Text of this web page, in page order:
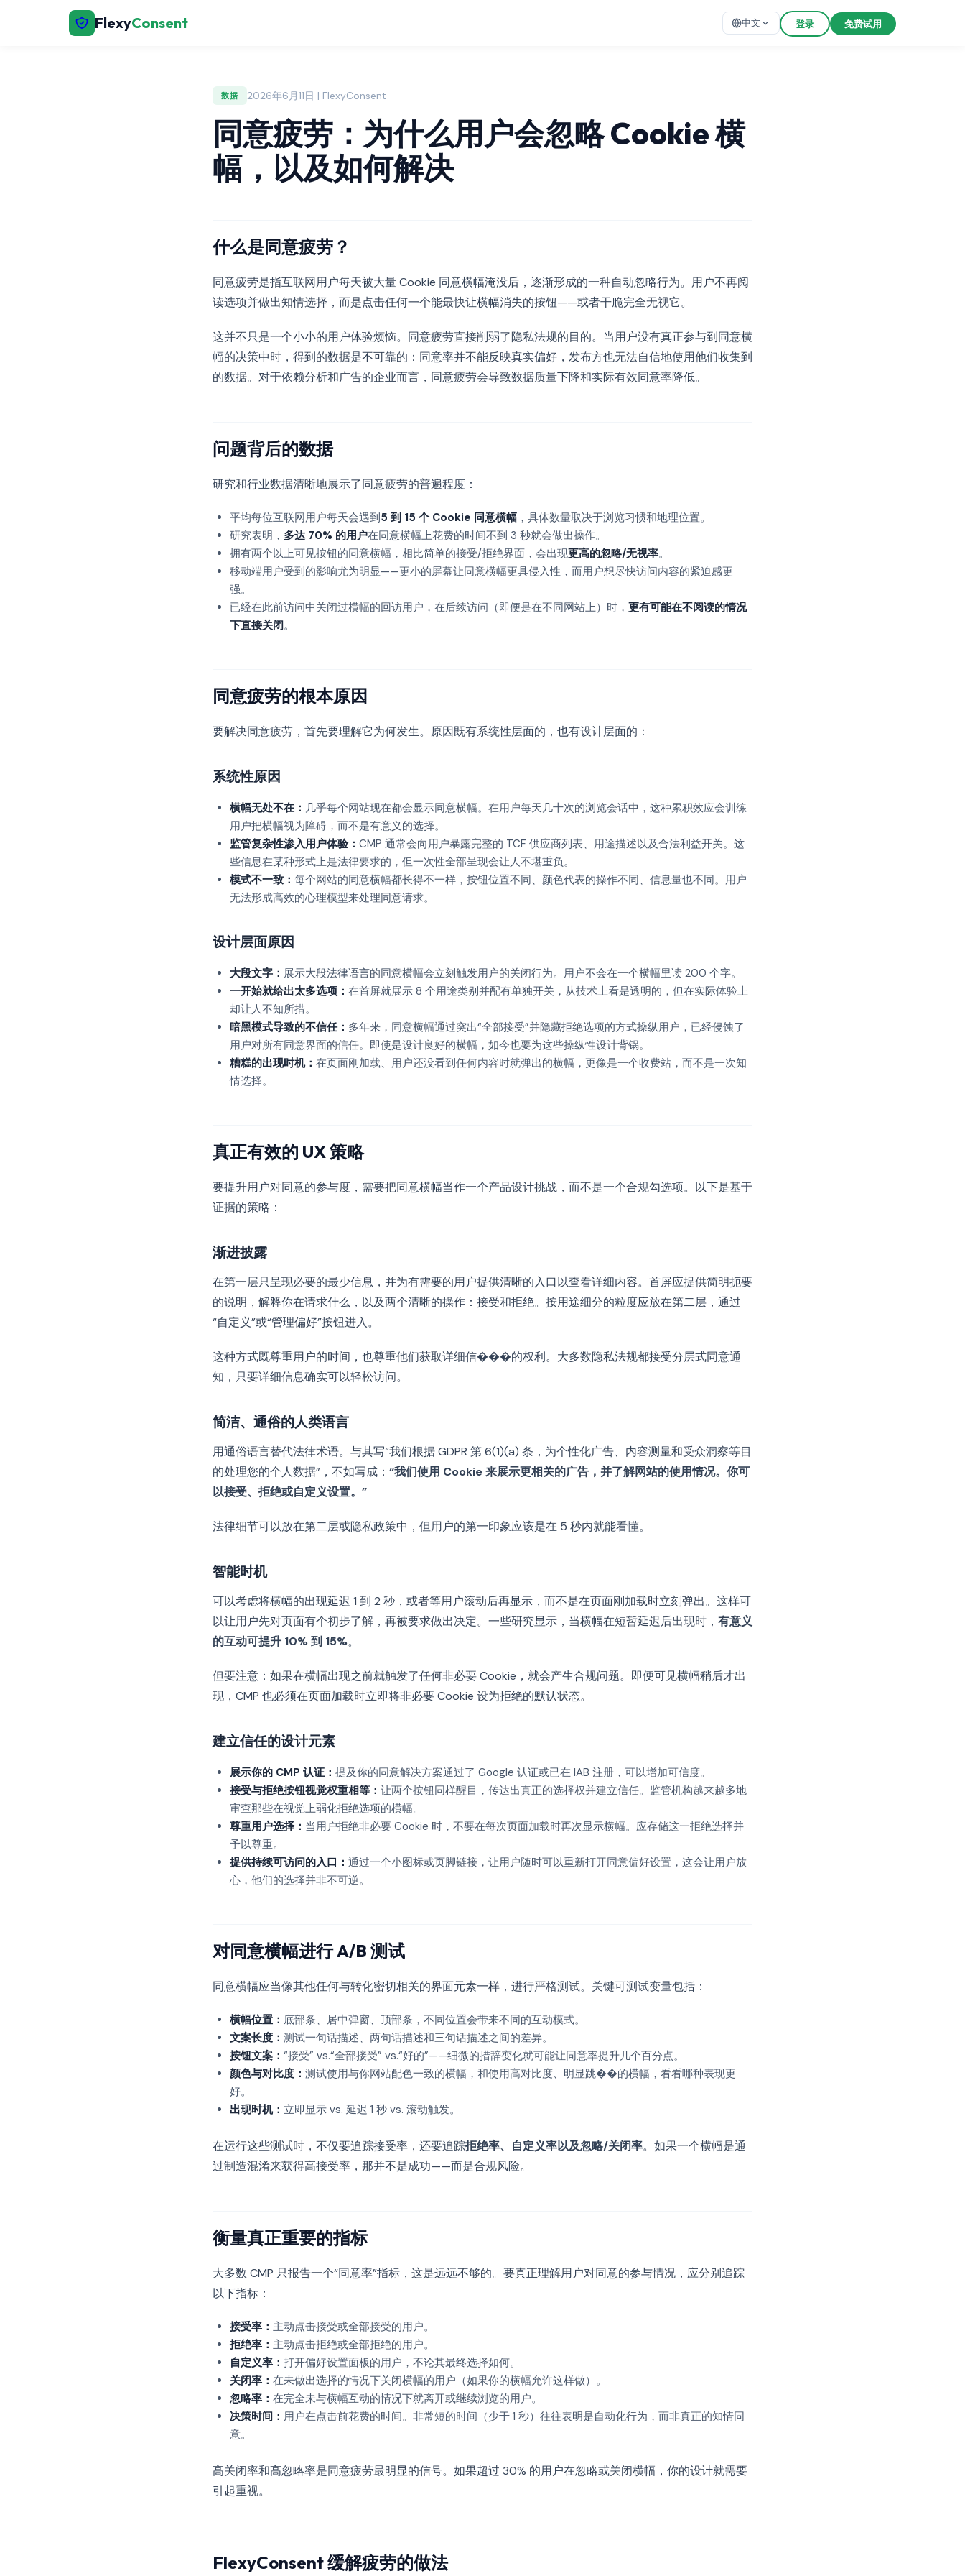
FlexyConsent 中文 登录 免费试用
数据 2026年6月11日 | FlexyConsent
同意疲劳：为什么用户会忽略 Cookie 横
幅，以及如何解决
什么是同意疲劳？
同意疲劳是指互联网用户每天被大量 Cookie 同意横幅淹没后，逐渐形成的一种自动忽略行为。用户不再阅
读选项并做出知情选择，而是点击任何一个能最快让横幅消失的按钮——或者干脆完全无视它。
这并不只是一个小小的用户体验烦恼。同意疲劳直接削弱了隐私法规的目的。当用户没有真正参与到同意横
幅的决策中时，得到的数据是不可靠的：同意率并不能反映真实偏好，发布方也无法自信地使用他们收集到
的数据。对于依赖分析和广告的企业而言，同意疲劳会导致数据质量下降和实际有效同意率降低。
问题背后的数据
研究和行业数据清晰地展示了同意疲劳的普遍程度：
平均每位互联网用户每天会遇到5 到 15 个 Cookie 同意横幅 ，具体数量取决于浏览习惯和地理位置。
研究表明， 多达 70% 的用户在同意横幅上花费的时间不到 3 秒就会做出操作。
拥有两个以上可见按钮的同意横幅，相比简单的接受/拒绝界面，会出现更高的忽略/无视率。
移动端用户受到的影响尤为明显——更小的屏幕让同意横幅更具侵入性，而用户想尽快访问内容的紧迫感更
强。
已经在此前访问中关闭过横幅的回访用户，在后续访问（即便是在不同网站上）时， 更有可能在不阅读的情况
下直接关闭。
同意疲劳的根本原因
要解决同意疲劳，首先要理解它为何发生。原因既有系统性层面的，也有设计层面的：
系统性原因
横幅无处不在： 几乎每个网站现在都会显示同意横幅。在用户每天几十次的浏览会话中，这种累积效应会训练
用户把横幅视为障碍，而不是有意义的选择。
监管复杂性渗入用户体验： CMP 通常会向用户暴露完整的 TCF 供应商列表、用途描述以及合法利益开关。这
些信息在某种形式上是法律要求的，但一次性全部呈现会让人不堪重负。
模式不一致： 每个网站的同意横幅都长得不一样，按钮位置不同、颜色代表的操作不同、信息量也不同。用户
无法形成高效的心理模型来处理同意请求。
设计层面原因
大段文字： 展示大段法律语言的同意横幅会立刻触发用户的关闭行为。用户不会在一个横幅里读 200 个字。
一开始就给出太多选项： 在首屏就展示 8 个用途类别并配有单独开关，从技术上看是透明的，但在实际体验上
却让人不知所措。
暗黑模式导致的不信任： 多年来，同意横幅通过突出“全部接受”并隐藏拒绝选项的方式操纵用户，已经侵蚀了
用户对所有同意界面的信任。即使是设计良好的横幅，如今也要为这些操纵性设计背锅。
糟糕的出现时机： 在页面刚加载、用户还没看到任何内容时就弹出的横幅，更像是一个收费站，而不是一次知
情选择。
真正有效的 UX 策略
要提升用户对同意的参与度，需要把同意横幅当作一个产品设计挑战，而不是一个合规勾选项。以下是基于
证据的策略：
渐进披露
在第一层只呈现必要的最少信息，并为有需要的用户提供清晰的入口以查看详细内容。首屏应提供简明扼要
的说明，解释你在请求什么，以及两个清晰的操作：接受和拒绝。按用途细分的粒度应放在第二层，通过
“自定义”或“管理偏好”按钮进入。
这种方式既尊重用户的时间，也尊重他们获取详细信���的权利。大多数隐私法规都接受分层式同意通
知，只要详细信息确实可以轻松访问。
简洁、通俗的人类语言
用通俗语言替代法律术语。与其写“我们根据 GDPR 第 6(1)(a) 条，为个性化广告、内容测量和受众洞察等目
的处理您的个人数据”，不如写成： “我们使用 Cookie 来展示更相关的广告，并了解网站的使用情况。你可
以接受、拒绝或自定义设置。”
法律细节可以放在第二层或隐私政策中，但用户的第一印象应该是在 5 秒内就能看懂。
智能时机
可以考虑将横幅的出现延迟 1 到 2 秒，或者等用户滚动后再显示，而不是在页面刚加载时立刻弹出。这样可
以让用户先对页面有个初步了解，再被要求做出决定。一些研究显示，当横幅在短暂延迟后出现时， 有意义
的互动可提升 10% 到 15%。
但要注意：如果在横幅出现之前就触发了任何非必要 Cookie，就会产生合规问题。即便可见横幅稍后才出
现，CMP 也必须在页面加载时立即将非必要 Cookie 设为拒绝的默认状态。
建立信任的设计元素
展示你的 CMP 认证： 提及你的同意解决方案通过了 Google 认证或已在 IAB 注册，可以增加可信度。
接受与拒绝按钮视觉权重相等： 让两个按钮同样醒目，传达出真正的选择权并建立信任。监管机构越来越多地
审查那些在视觉上弱化拒绝选项的横幅。
尊重用户选择： 当用户拒绝非必要 Cookie 时，不要在每次页面加载时再次显示横幅。应存储这一拒绝选择并
予以尊重。
提供持续可访问的入口： 通过一个小图标或页脚链接，让用户随时可以重新打开同意偏好设置，这会让用户放
心，他们的选择并非不可逆。
对同意横幅进行 A/B 测试
同意横幅应当像其他任何与转化密切相关的界面元素一样，进行严格测试。关键可测试变量包括：
横幅位置： 底部条、居中弹窗、顶部条，不同位置会带来不同的互动模式。
文案长度： 测试一句话描述、两句话描述和三句话描述之间的差异。
按钮文案： “接受” vs.“全部接受” vs.“好的”——细微的措辞变化就可能让同意率提升几个百分点。
颜色与对比度： 测试使用与你网站配色一致的横幅，和使用高对比度、明显跳��的横幅，看看哪种表现更
好。
出现时机： 立即显示 vs. 延迟 1 秒 vs. 滚动触发。
在运行这些测试时，不仅要追踪接受率，还要追踪拒绝率、自定义率以及忽略/关闭率。如果一个横幅是通
过制造混淆来获得高接受率，那并不是成功——而是合规风险。
衡量真正重要的指标
大多数 CMP 只报告一个“同意率”指标，这是远远不够的。要真正理解用户对同意的参与情况，应分别追踪
以下指标：
接受率： 主动点击接受或全部接受的用户。
拒绝率： 主动点击拒绝或全部拒绝的用户。
自定义率： 打开偏好设置面板的用户，不论其最终选择如何。
关闭率： 在未做出选择的情况下关闭横幅的用户（如果你的横幅允许这样做）。
忽略率： 在完全未与横幅互动的情况下就离开或继续浏览的用户。
决策时间： 用户在点击前花费的时间。非常短的时间（少于 1 秒）往往表明是自动化行为，而非真正的知情同
意。
高关闭率和高忽略率是同意疲劳最明显的信号。如果超过 30% 的用户在忽略或关闭横幅，你的设计就需要
引起重视。
FlexyConsent 缓解疲劳的做法